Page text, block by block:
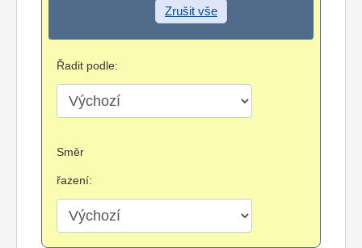
Zrušit vše
Řadit podle:
Směr
řazení: